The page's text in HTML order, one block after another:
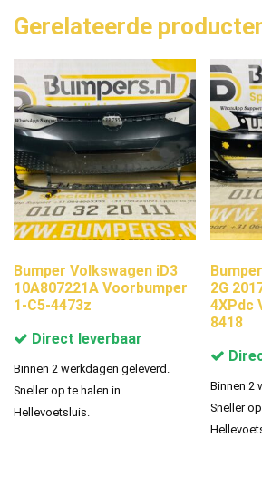
Gerelateerde
Bumper Volkswagen iD3
10A807221A Voorbumper
1-C5-4473z
Direct leverbaar
Binnen 2 werkdagen geleverd.
Sneller op te halen in
Hellevoetsluis.
2G
4XPdc
8418
Binnen 2
Sneller